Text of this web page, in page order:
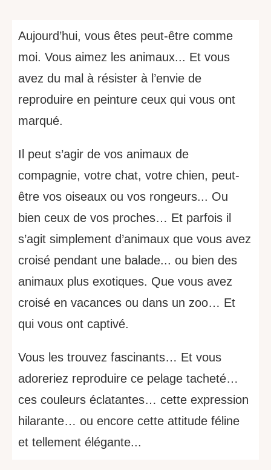
Aujourd’hui, vous êtes peut-être comme
moi. Vous aimez les animaux... Et vous
avez du mal à résister à l’envie de
reproduire en peinture ceux qui vous ont
marqué.
Il peut s’agir de vos animaux de
compagnie, votre chat, votre chien, peut-
être vos oiseaux ou vos rongeurs... Ou
bien ceux de vos proches… Et parfois il
s’agit simplement d’animaux que vous avez
croisé pendant une balade... ou bien des
animaux plus exotiques. Que vous avez
croisé en vacances ou dans un zoo… Et
qui vous ont captivé.
Vous les trouvez fascinants… Et vous
adoreriez reproduire ce pelage tacheté…
ces couleurs éclatantes… cette expression
hilarante… ou encore cette attitude féline
et tellement élégante...